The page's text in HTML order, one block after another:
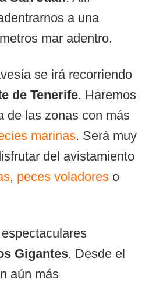
a una
mar adentro.
se irá recorriendo
de Tenerife. Haremos
de las zonas con más
marinas. Será muy
del avistamiento
, peces voladores o
Gigantes. Desde el
aún más